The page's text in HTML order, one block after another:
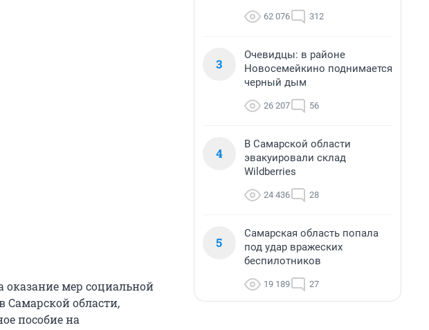
оказание мер социальной
области,
пособие на
62 076 312
3
Очевидцы: в районе
Новосемейкино поднимается
черный дым
26 207 56
4
В Самарской области
эвакуировали склад
Wildberries
24 436 28
5
Самарская область попала
под удар вражеских
беспилотников
19 189 27